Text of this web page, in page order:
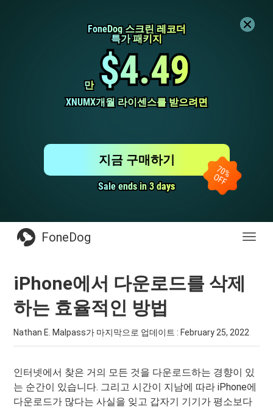
FoneDog 스크린 레코더
FoneDog 스크린 레코더
특가 패키지
특가 패키지
만
만 $4.49
$4.49
XNUMX개월 라이센스를 받으려면
XNUMX개월 라이센스를 받으려면
Sale ends in 3 days
Sale ends in 3 days
지금 구매하기
전
FoneDog
iPhone에서 다운로드를 삭제
하는 효율적인 방법
Nathan E. Malpass가 마지막으로 업데이트 : February 25, 2022
인터넷에서 찾은 거의 모든 것을 다운로드하는 경향이 있
는 순간이 있습니다. 그리고 시간이 지남에 따라 iPhone에
다운로드가 많다는 사실을 잊고 갑자기 기기가 평소보다